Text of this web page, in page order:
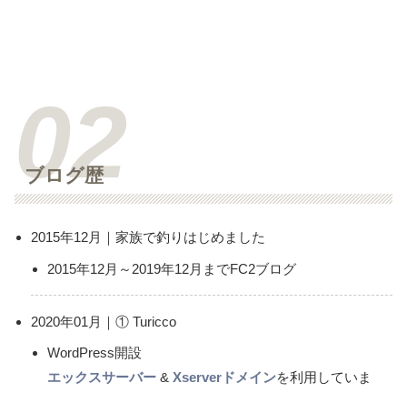
ブログ歴
2015年12月｜家族で釣りはじめました
2015年12月～2019年12月までFC2ブログ
2020年01月｜① Turicco
WordPress開設
エックスサーバー & Xserverドメインを利用していま